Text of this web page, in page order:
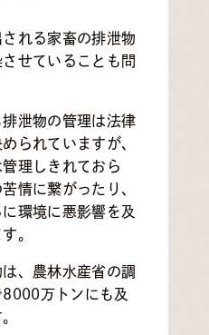
れる家畜の排泄物
せていることも問
泄物の管理は法律
られていますが、
理しきれておら
情に繋がったり、
環境に悪影響を及
。
、農林水産省の調
万トンにも及